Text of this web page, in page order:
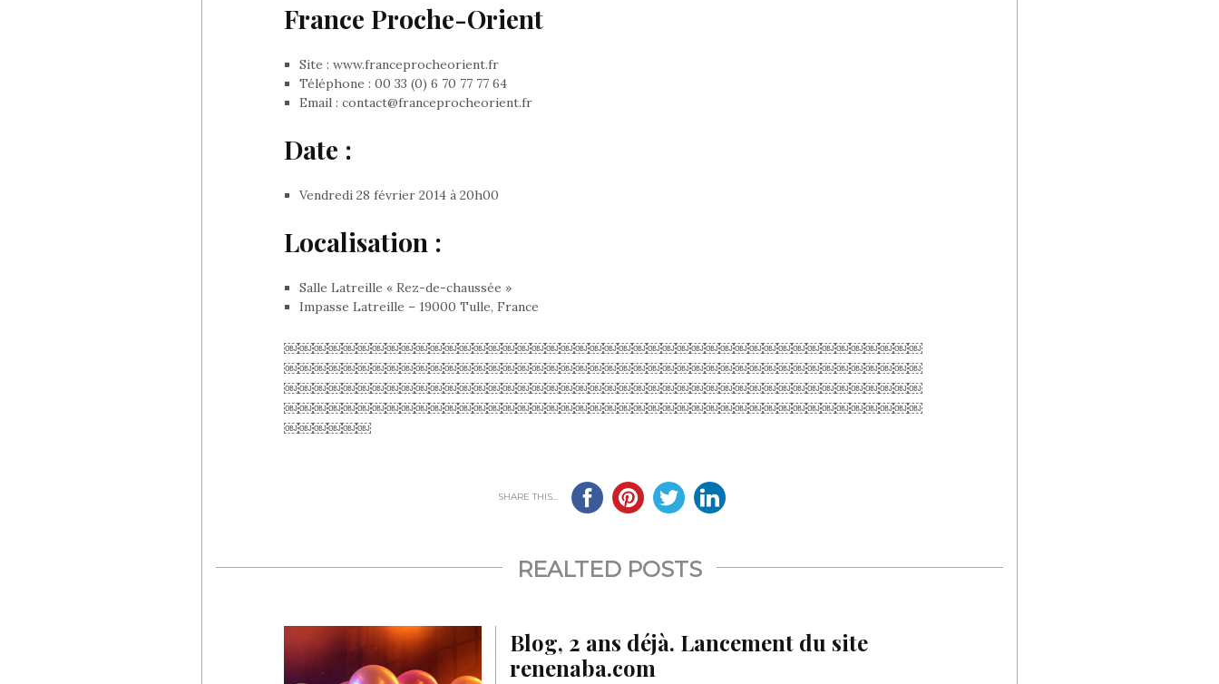
France Proche-Orient
Site : www.franceprocheorient.fr
Téléphone : 00 33 (0) 6 70 77 77 64
Email : contact@franceprocheorient.fr
Date :
Vendredi 28 février 2014 à 20h00
Localisation :
Salle Latreille « Rez-de-chaussée »
Impasse Latreille – 19000 Tulle, France
￼￼￼￼￼￼￼￼￼￼￼￼￼￼￼￼￼￼￼￼￼￼￼￼￼￼￼￼￼￼￼￼￼￼￼￼￼￼￼￼￼￼￼￼
￼￼￼￼￼￼￼￼￼￼￼￼￼￼￼￼￼￼￼￼￼￼￼￼￼￼￼￼￼￼￼￼￼￼￼￼￼￼￼￼￼￼￼￼
￼￼￼￼￼￼￼￼￼￼￼￼￼￼￼￼￼￼￼￼￼￼￼￼￼￼￼￼￼￼￼￼￼￼￼￼￼￼￼￼￼￼￼￼
￼￼￼￼￼￼￼￼￼￼￼￼￼￼￼￼￼￼￼￼￼￼￼￼￼￼￼￼￼￼￼￼￼￼￼￼￼￼￼￼￼￼￼￼
￼￼￼￼￼￼
SHARE THIS...
REALTED POSTS
Blog, 2 ans déjà. Lancement du site
renenaba.com